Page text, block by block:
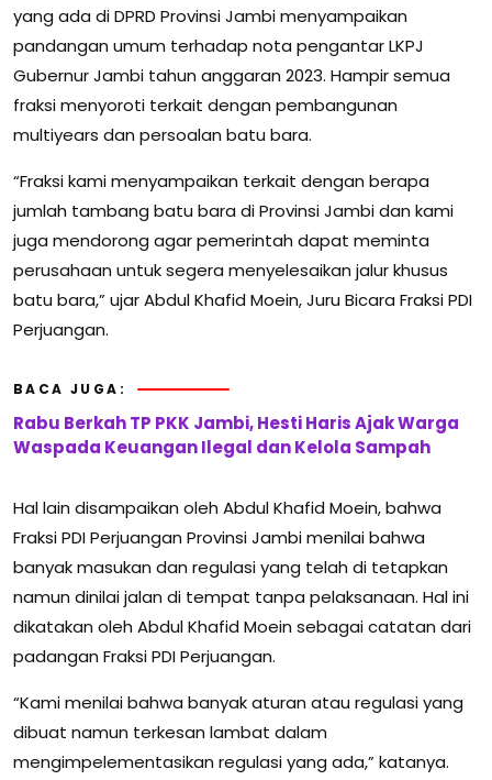
yang ada di DPRD Provinsi Jambi menyampaikan
pandangan umum terhadap nota pengantar LKPJ
Gubernur Jambi tahun anggaran 2023. Hampir semua
fraksi menyoroti terkait dengan pembangunan
multiyears dan persoalan batu bara.
“Fraksi kami menyampaikan terkait dengan berapa
jumlah tambang batu bara di Provinsi Jambi dan kami
juga mendorong agar pemerintah dapat meminta
perusahaan untuk segera menyelesaikan jalur khusus
batu bara,” ujar Abdul Khafid Moein, Juru Bicara Fraksi PDI
Perjuangan.
BACA JUGA:
Rabu Berkah TP PKK Jambi, Hesti Haris Ajak Warga
Waspada Keuangan Ilegal dan Kelola Sampah
Hal lain disampaikan oleh Abdul Khafid Moein, bahwa
Fraksi PDI Perjuangan Provinsi Jambi menilai bahwa
banyak masukan dan regulasi yang telah di tetapkan
namun dinilai jalan di tempat tanpa pelaksanaan. Hal ini
dikatakan oleh Abdul Khafid Moein sebagai catatan dari
padangan Fraksi PDI Perjuangan.
“Kami menilai bahwa banyak aturan atau regulasi yang
dibuat namun terkesan lambat dalam
mengimpelementasikan regulasi yang ada,” katanya.